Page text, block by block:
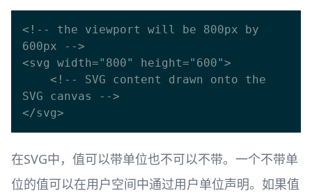
<!-- the viewport will be 800px by
600px -->
<svg width="800" height="600">
SVG canvas -->
在SVG中，值可以带单位也不可以不带。一个不带单
位的值可以在用户空间中通过用户单位声明。如果值